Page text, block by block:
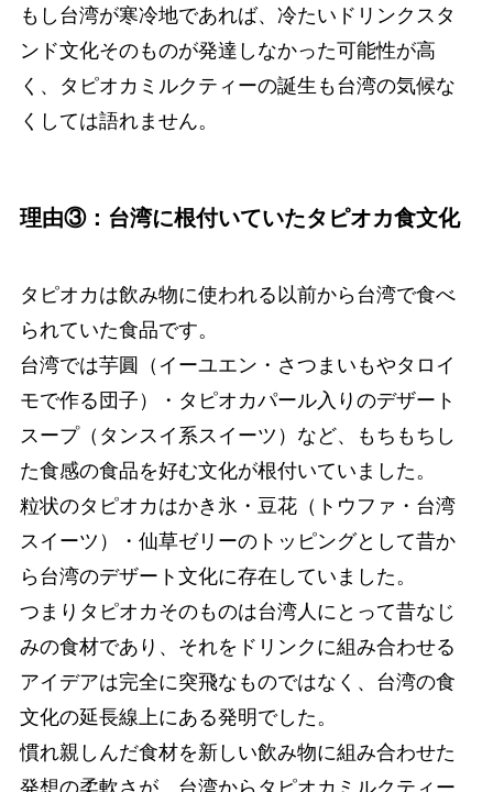
もし台湾が寒冷地であれば、冷たいドリンクスタ
ンド文化そのものが発達しなかった可能性が高
く、タピオカミルクティーの誕生も台湾の気候な
くしては語れません。
理由③：台湾に根付いていたタピオカ食文化
タピオカは飲み物に使われる以前から台湾で食べ
られていた食品です。
台湾では芋圓（イーユエン・さつまいもやタロイ
モで作る団子）・タピオカパール入りのデザート
スープ（タンスイ系スイーツ）など、もちもちし
た食感の食品を好む文化が根付いていました。
粒状のタピオカはかき氷・豆花（トウファ・台湾
スイーツ）・仙草ゼリーのトッピングとして昔か
ら台湾のデザート文化に存在していました。
つまりタピオカそのものは台湾人にとって昔なじ
みの食材であり、それをドリンクに組み合わせる
アイデアは完全に突飛なものではなく、台湾の食
文化の延長線上にある発明でした。
慣れ親しんだ食材を新しい飲み物に組み合わせた
発想の柔軟さが、台湾からタピオカミルクティー